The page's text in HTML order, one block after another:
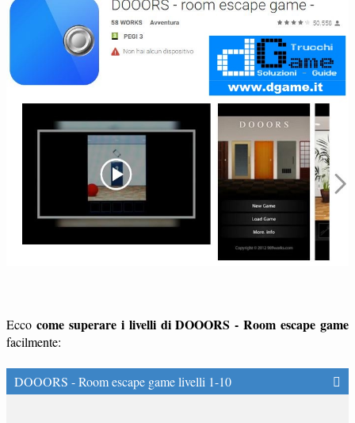
Ecco come superare i livelli di DOOORS - Room escape game
facilmente:
DOOORS - Room escape game livelli 1-10